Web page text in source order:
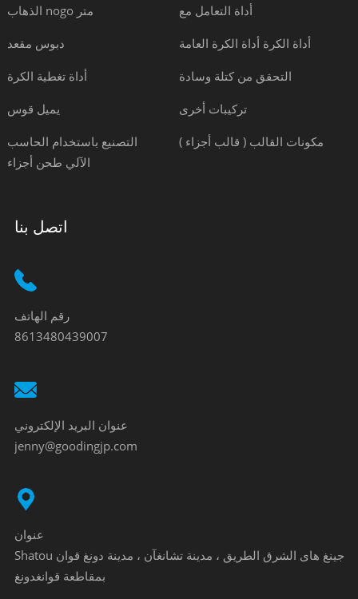
الذهاب nogo متر أداة التعامل مع
دبوس مقعد أداة الكرة أداة الكرة العامة
أداة تغطية الكرة التحقق من كتلة وسادة
يميل قوس تركيبات أخرى
التصنيع باستخدام الحاسب
الآلي طحن أجزاء
مكونات القالب ( قالب أجزاء )
اتصل بنا
رقم الهاتف
8613480439007
عنوان البريد الإلكتروني
jenny@goodingjp.com
عنوان
Shatou جينغ هاى الشرق الطريق ، مدينة تشانغآن ، مدينة دونغ قوان
بمقاطعة قوانغدونغ